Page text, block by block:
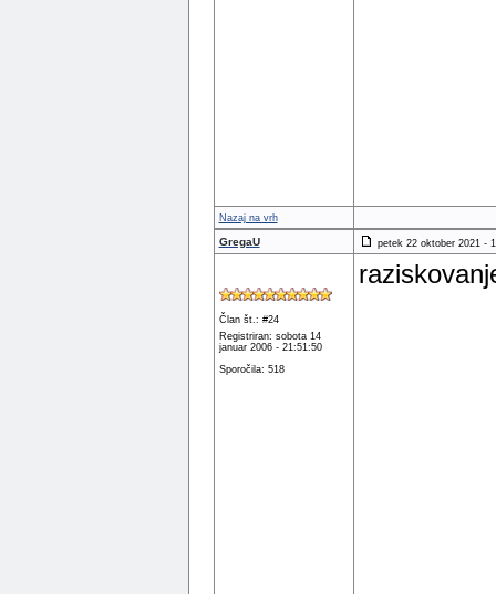
Nazaj na vrh
GregaU petek 22 oktober 2021 -
Član št.: #24
Registriran: sobota 14
januar 2006 - 21:51:50
Sporočila: 518